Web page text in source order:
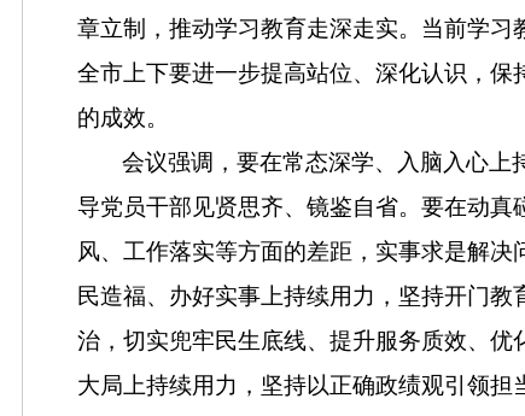
章立制，推动学习教育走深走实。当前学习
全市上下要进一步提高站位、深化认识，
的成效。
会议强调，要在常态深学、入脑入心上
导党员干部见贤思齐、镜鉴自省。要在动
风、工作落实等方面的差距，实事求是解
民造福、办好实事上持续用力，坚持开门
治，切实兜牢民生底线、提升服务质效、
大局上持续用力，坚持以正确政绩观引领